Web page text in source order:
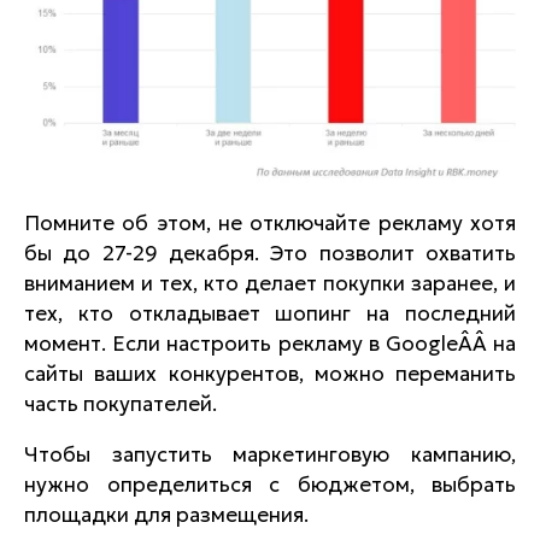
Помните об этом, не отключайте рекламу хотя
бы до 27-29 декабря. Это позволит охватить
вниманием и тех, кто делает покупки заранее, и
тех, кто откладывает шопинг на последний
момент. Если настроить рекламу в GoogleÂÂ на
сайты ваших конкурентов, можно переманить
часть покупателей.
Чтобы запустить маркетинговую кампанию,
нужно определиться с бюджетом, выбрать
площадки для размещения.